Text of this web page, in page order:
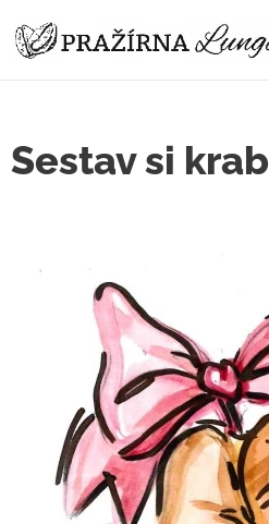
Sestav si